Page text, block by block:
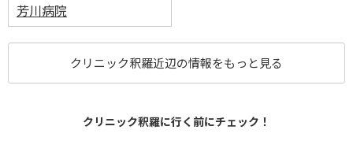
芳川病院
クリニック釈羅近辺の情報をもっと見る
クリニック釈羅に行く前にチェック！